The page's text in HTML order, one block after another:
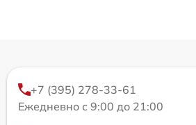
+7 (395) 278-33-61
Ежедневно с 9:00 до 21:00